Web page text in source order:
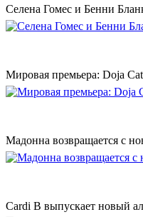
Селена Гомес и Бенни
Мировая премьера: Doja
Мадонна возвращается с
Cardi B выпускает новый